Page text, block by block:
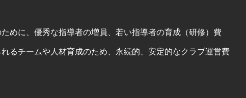
めに、優秀な指導者の増員、若い指導者の育成（研修）費
るチームや人材育成のため、永続的、安定的なクラブ運営費